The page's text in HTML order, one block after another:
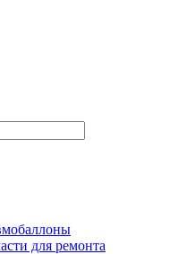
для ремонта